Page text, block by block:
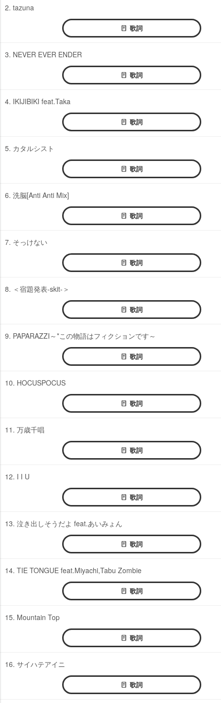
2. tazuna
歌詞
3. NEVER EVER ENDER
歌詞
4. IKIJIBIKI feat.Taka
歌詞
5. カタルシスト
歌詞
6. 洗脳[Anti Anti Mix]
歌詞
7. そっけない
歌詞
8. ＜宿題発表-skit-＞
歌詞
9. PAPARAZZI～*この物語はフィクションです～
歌詞
10. HOCUSPOCUS
歌詞
11. 万歳千唱
歌詞
12. I I U
歌詞
13. 泣き出しそうだよ feat.あいみょん
歌詞
14. TIE TONGUE feat.Miyachi,Tabu Zombie
歌詞
15. Mountain Top
歌詞
16. サイハテアイニ
歌詞